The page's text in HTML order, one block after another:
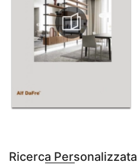
Ricerca Personalizzata